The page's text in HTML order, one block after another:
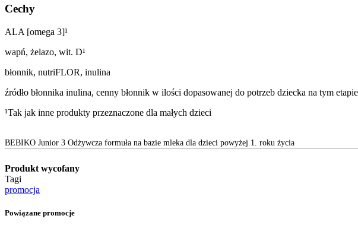
Cechy
ALA [omega 3]¹
wapń, żelazo, wit. D¹
błonnik, nutriFLOR, inulina
źródło błonnika inulina, cenny błonnik w ilości dopasowanej do potrzeb dziecka na tym
¹Tak jak inne produkty przeznaczone dla małych dzieci
BEBIKO Junior 3 Odżywcza formuła na bazie mleka dla dzieci powyżej 1. roku życia
Produkt wycofany
Tagi
promocja
Powiązane promocje